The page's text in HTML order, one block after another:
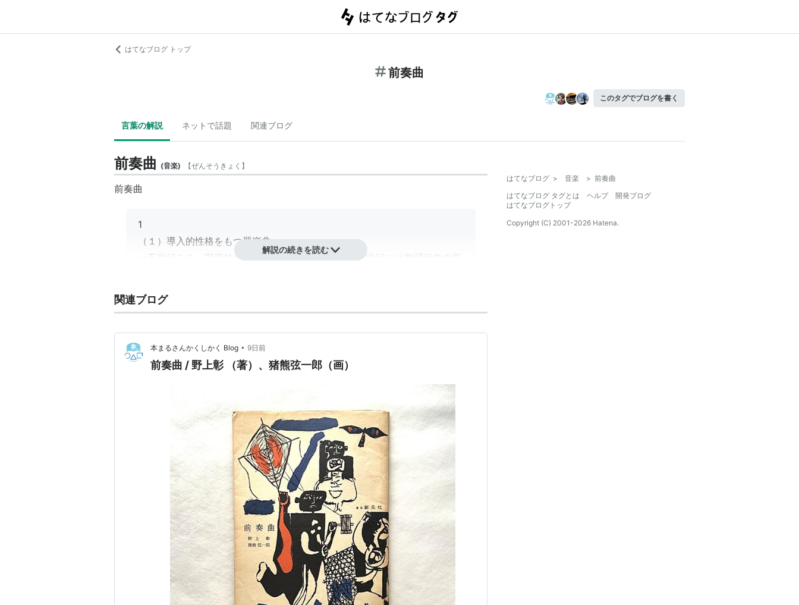
はてなブログ トップ
前奏曲
このタグでブログを書く
言葉の解説 ネットで話題 関連ブログ
前奏曲 (音楽) 【ぜんそうきょく 】
前奏曲
1
（１）導入的性格をもつ器楽曲。
一五世紀ごろ、即興的な器楽曲として現れ、一七、八世紀には舞踊組曲の冒
形式で盛んに作られた。一九世紀以降は導入的性格をもたない独立的な作品
も多い。
（２）オペラの全体あるいは各幕の序曲。
2 事件や物事の始まり。「雪解けの水が春の―を奏でる」
解説の続きを読む
関連ブログ
本まるさんかくしかく Blog • 9日前
前奏曲 / 野上彰 （著）、猪熊弦一郎（画）
はてなブログ > 音楽 > 前奏曲
はてなブログ タグとは
ヘルプ
開発ブログ
はてなブログトップ
Copyright (C) 2001-2026 Hatena.